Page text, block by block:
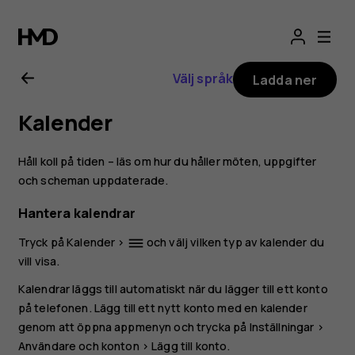
för
Nokia
6.2
Välj språk Ladda ner
Kalender
Håll koll på tiden – läs om hur du håller möten, uppgifter
och scheman uppdaterade.
Hantera kalendrar
Tryck påKalender > dehaze och välj vilken typ av kalender du
vill visa.
Kalendrar läggs till automatiskt när du lägger till ett konto
på telefonen. Lägg till ett nytt konto med en kalender
genom att öppna appmenyn och trycka på Inställningar >
Användare och konton >Lägg till konto.